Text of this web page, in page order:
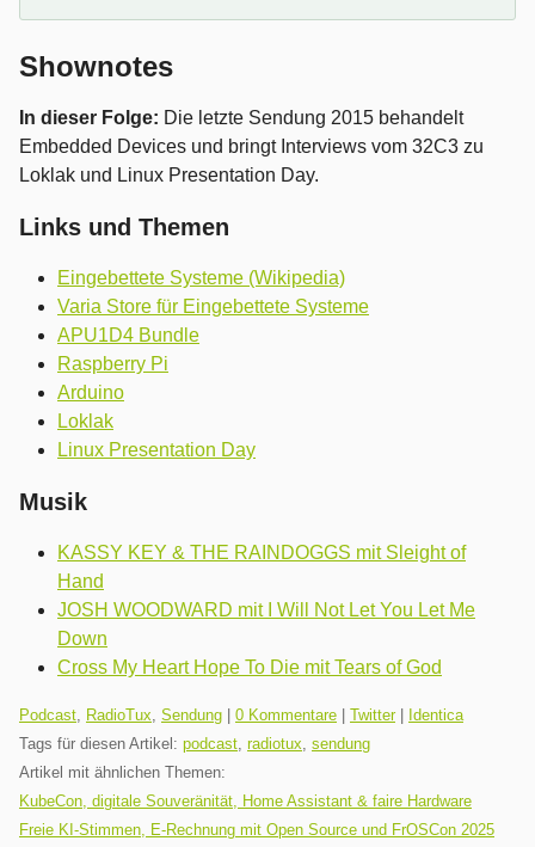
Shownotes
In dieser Folge: Die letzte Sendung 2015 behandelt
Embedded Devices und bringt Interviews vom 32C3 zu
Loklak und Linux Presentation Day.
Links und Themen
Eingebettete Systeme (Wikipedia)
Varia Store für Eingebettete Systeme
APU1D4 Bundle
Raspberry Pi
Arduino
Loklak
Linux Presentation Day
Musik
KASSY KEY & THE RAINDOGGS mit Sleight of
Hand
JOSH WOODWARD mit I Will Not Let You Let Me
Down
Cross My Heart Hope To Die mit Tears of God
Kategorien:
Podcast, RadioTux, Sendung 0 Kommentare Twitter|
Identica
Tags für diesen Artikel: podcast, radiotux, sendung
Artikel mit ähnlichen Themen:
KubeCon, digitale Souveränität, Home Assistant & faire Hardware
Freie KI-Stimmen, E-Rechnung mit Open Source und FrOSCon 2025